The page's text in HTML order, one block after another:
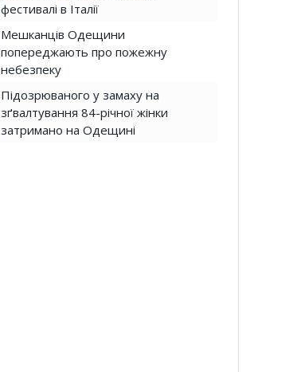
фестивалі в Італії
Мешканців Одещини
попереджають про пожежну
небезпеку
Підозрюваного у замаху на
зґвалтування 84-річної жінки
затримано на Одещині